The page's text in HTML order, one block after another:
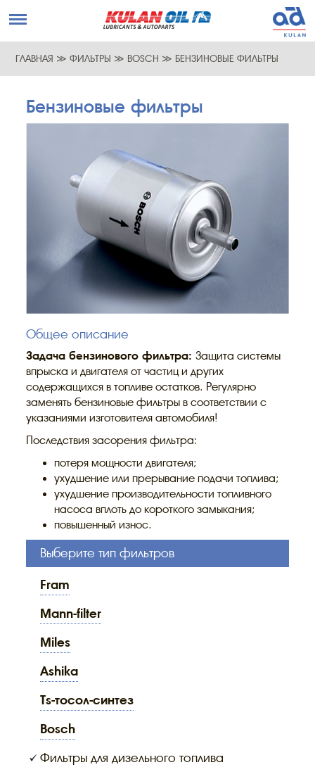
ГЛАВНАЯ ≫ ФИЛЬТРЫ ≫ BOSCH ≫ БЕНЗИНОВЫЕ ФИЛЬТРЫ
Бензиновые фильтры
Общее описание
Задача бензинового фильтра:Защита системы
впрыска и двигателя от частиц и других
содержащихся в топливе остатков. Регулярно
заменять бензиновые фильтры в соответствии с
указаниями изготовителя автомобиля!
Последствия засорения фильтра:
потеря мощности двигателя;
ухудшение или прерывание подачи топлива;
ухудшение производительности топливного
насоса вплоть до короткого замыкания;
повышенный износ.
Выберите тип фильтров
fram
mann-filter
miles
ashika
ts-тосол-синтез
bosch
Фильтры для дизельного топлива